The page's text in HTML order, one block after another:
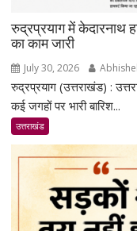
रुद्रप्रयाग में केदारनाथ
का काम जारी
July 30, 2026
रुद्रप्रयाग (उत्तराखंड) :
कई जगहों पर भारी बारिश...
उत्तराखंड